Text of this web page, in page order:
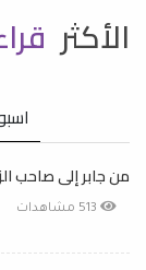
الأكثر
من جابر إلى صاحب